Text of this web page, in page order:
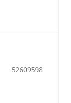
52609598